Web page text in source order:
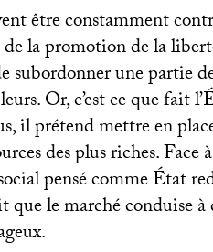
être constamment
la promotion de la
subordonner une partie
Or, c’est ce que fait
il prétend mettre en
des plus riches. Face
pensé comme État
le marché conduise à